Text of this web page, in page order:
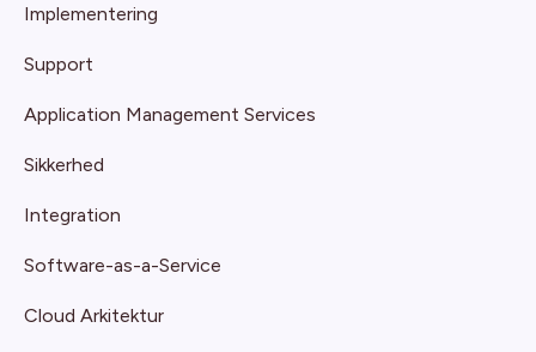
Implementering
Support
Application Management Services
Sikkerhed
Integration
Software-as-a-Service
Cloud Arkitektur